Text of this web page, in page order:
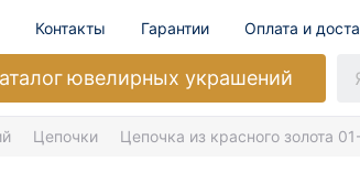
Контакты Гарантии Оплата и
ювелирных украшений
Цепочки Цепочка из красного золота